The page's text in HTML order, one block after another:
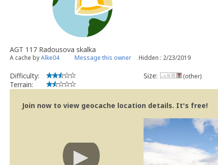
AGT 117 Radousova skalka
A cache byAlke04 Message this owner Hidden : 2/23/2019
Difficulty:
Terrain:
Size: (other)
Join now to view geocache location details. It's free!